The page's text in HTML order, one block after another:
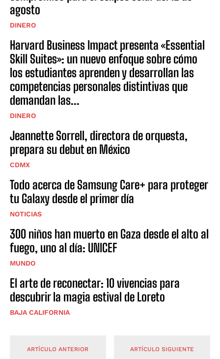
agosto
DINERO
Harvard Business Impact presenta «Essential
Skill Suites»: un nuevo enfoque sobre cómo
los estudiantes aprenden y desarrollan las
competencias personales distintivas que
demandan las...
DINERO
Jeannette Sorrell, directora de orquesta,
prepara su debut en México
CDMX
Todo acerca de Samsung Care+ para proteger
tu Galaxy desde el primer día
NOTICIAS
300 niños han muerto en Gaza desde el alto al
fuego, uno al día: UNICEF
MUNDO
El arte de reconectar: 10 vivencias para
descubrir la magia estival de Loreto
BAJA CALIFORNIA
ARTÍCULO ANTERIOR ARTÍCULO SIGUIENTE